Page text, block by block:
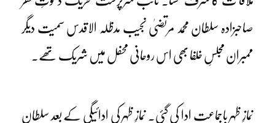
صاحبزادہ سلطان محمد مرتضیٰ نجیب مدظلہ الاقدس سمیت دیگر
ممبران مجلسِ خلفا بھی اس روحانی محفل میں شریک تھے۔
نمازِ ظہر باجماعت ادا کی گئی۔ نمازِ ظہر کی ادائیگی کے بعد سلطان